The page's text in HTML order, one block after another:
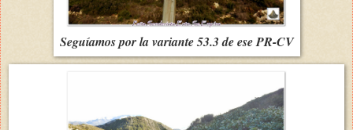
Seguíamos por la variante 53.3 de ese PR-CV